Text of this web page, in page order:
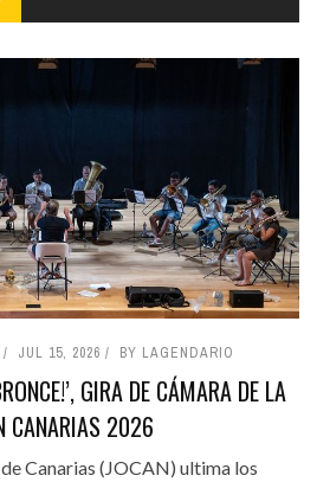
JUL 15, 2026 BY LAGENDARIO
GIRA DE CÁMARA DE LA
CANARIAS 2026
Canarias (JOCAN) ultima los